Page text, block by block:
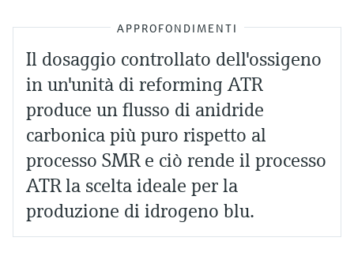
APPROFONDIMENTI
Il dosaggio controllato dell'ossigeno
in un'unità di reforming ATR
produce un flusso di anidride
carbonica più puro rispetto al
processo SMR e ciò rende il processo
ATR la scelta ideale per la
produzione di idrogeno blu.